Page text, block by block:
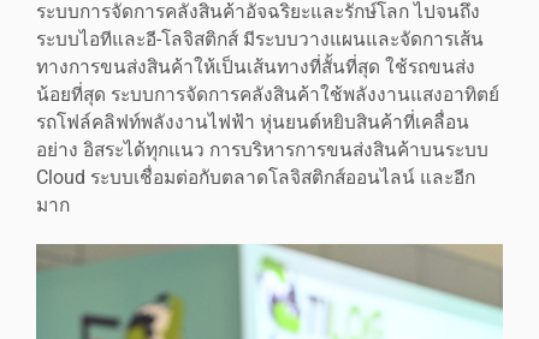
ระบบการจัดการคลังสินค้าอัจฉริยะและรักษ์โลก ไปจนถึง
ระบบไอทีและอี-โลจิสติกส์ มีระบบวางแผนและจัดการเส้น
ทางการขนส่งสินค้าให้เป็นเส้นทางที่สั้นที่สุด ใช้รถขนส่ง
น้อยที่สุด ระบบการจัดการคลังสินค้าใช้พลังงานแสงอาทิตย์
รถโฟล์คลิฟท์พลังงานไฟฟ้า หุ่นยนต์หยิบสินค้าที่เคลื่อน
อย่าง อิสระได้ทุกแนว การบริหารการขนส่งสินค้าบนระบบ
Cloud ระบบเชื่อมต่อกับตลาดโลจิสติกส์ออนไลน์ และอีก
มาก